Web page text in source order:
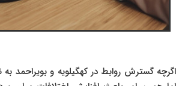
اگرچه گسترش روابط در کهگیلویه و بویراحمد